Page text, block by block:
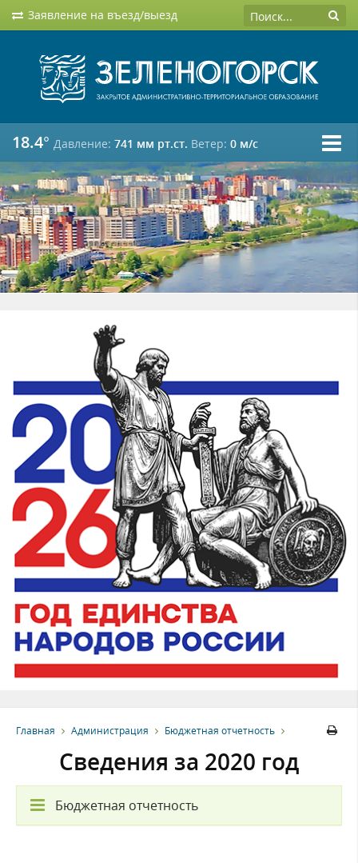
Заявление на въезд/выезд
18.4° Давление: 741 мм рт.ст. Ветер: 0 м/c
Главная Администрация Бюджетная отчетность
Сведения за 2020 год
Бюджетная отчетность